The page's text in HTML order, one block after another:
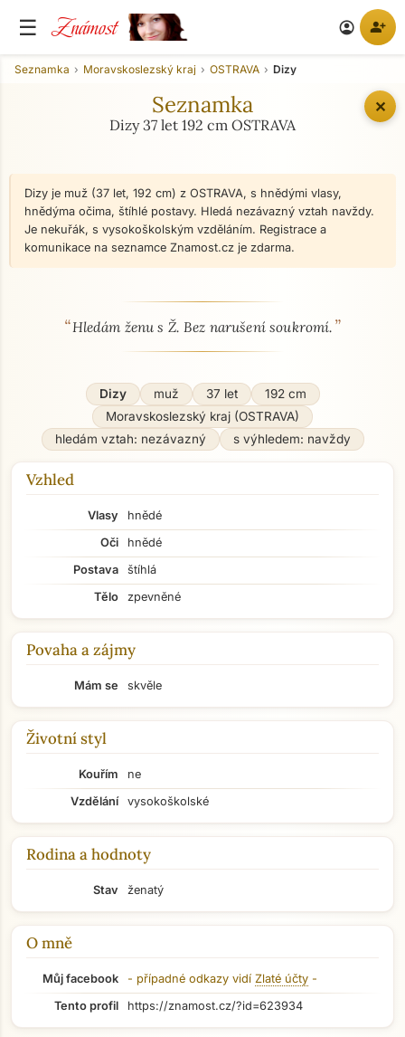
☰ Známost account_circle person_add
✕
Seznamka Moravskoslezský kraj OSTRAVA Dizy
Seznamka
Dizy 37 let 192 cm OSTRAVA
Dizy je muž (37 let, 192 cm) z OSTRAVA, s hnědými vlasy,
hnědýma očima, štíhlé postavy. Hledá nezávazný vztah navždy.
Je nekuřák, s vysokoškolským vzděláním. Registrace a
komunikace na seznamce Znamost.cz je zdarma.
O mně - seznamka profil
“Hledám ženu s Ž. Bez narušení soukromí. ”
Dizy muž 37 let
192 cm
Moravskoslezský kraj (OSTRAVA)
hledám vztah: nezávazný
s výhledem: navždy
Vzhled
Vlasy
hnědé
Oči
hnědé
Postava
štíhlá
Tělo
zpevněné
Povaha a zájmy
Mám se skvěle
Životní styl
Kouřím
ne
Vzdělání
vysokoškolské
Rodina a hodnoty
Stav ženatý
O mně
Můj facebook - případné odkazy vidí Zlaté účty -
Tento profil
https://znamost.cz/?id=623934